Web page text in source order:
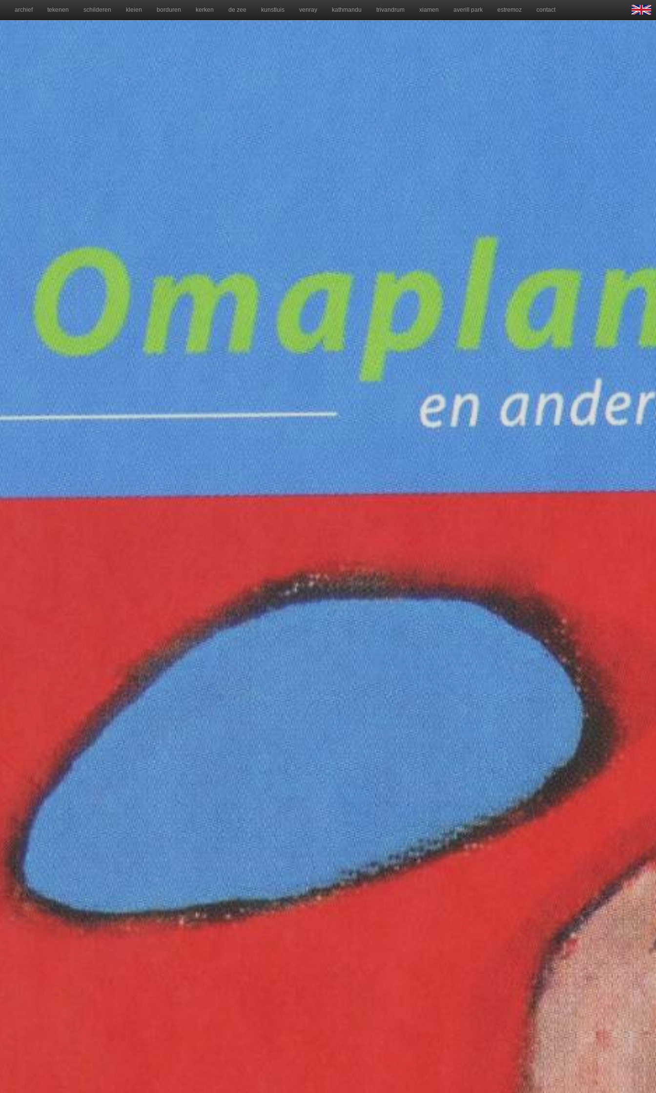
archief tekenen schilderen kleien borduren kerken de zee kunstluis venray kathmandu trivandrum xiamen averill park estremoz contact